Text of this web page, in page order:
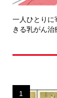
一人ひとりに
きる乳がん
1